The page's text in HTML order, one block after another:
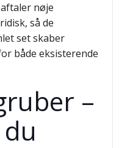
nøje
så de
set skaber
både eksisterende
–